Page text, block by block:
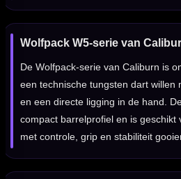
Wolfpack W5-serie van
De Wolfpack-serie van Caliburn is
een technische tungsten dart willen
en een directe ligging in de hand.
compact barrelprofiel en is geschikt
met controle, grip en stabiliteit